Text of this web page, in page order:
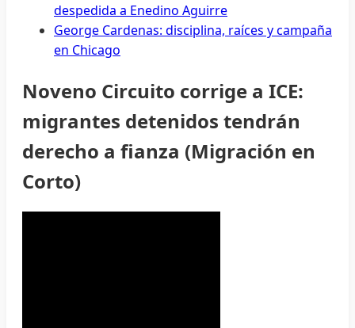
despedida a Enedino Aguirre
George Cardenas: disciplina, raíces y campaña
en Chicago
Noveno Circuito corrige a ICE:
migrantes detenidos tendrán
derecho a fianza (Migración en
Corto)